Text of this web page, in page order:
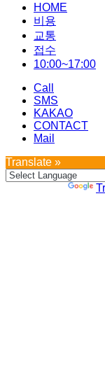
HOME
비용
교통
접수
10:00~17:00
Call
SMS
KAKAO
CONTACT
Mail
Translate »